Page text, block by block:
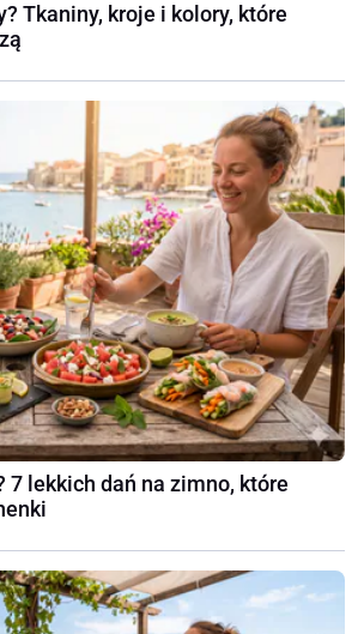
Tkaniny, kroje i kolory, które
7 lekkich dań na zimno, które